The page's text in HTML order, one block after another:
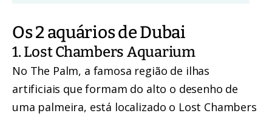
Os 2 aquários de Dubai
1. Lost Chambers Aquarium
No The Palm, a famosa região de ilhas
artificiais que formam do alto o desenho de
uma palmeira, está localizado o Lost Chambers